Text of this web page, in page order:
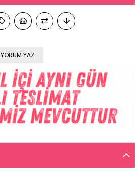
YORUM YAZ